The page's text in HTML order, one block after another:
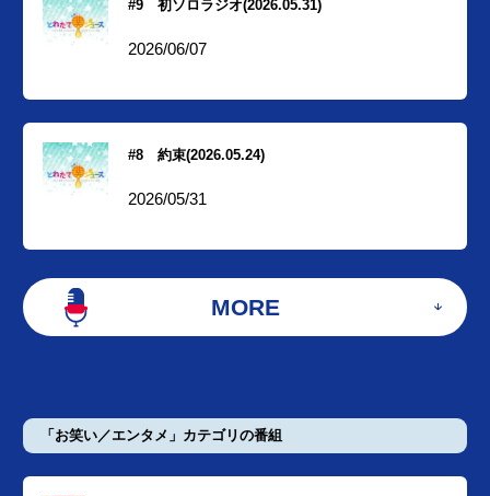
#9 初ソロラジオ(2026.05.31)
2026/06/07
#8 約束(2026.05.24)
2026/05/31
MORE
「お笑い／エンタメ」カテゴリの番組